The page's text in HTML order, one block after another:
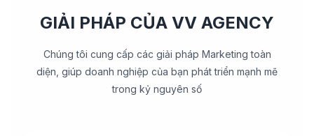
GIẢI PHÁP CỦA VV AGENCY
Chúng tôi cung cấp các giải pháp Marketing toàn
diện, giúp doanh nghiệp của bạn phát triển mạnh mẽ
trong kỷ nguyên số